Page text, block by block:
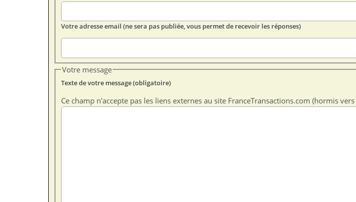
Votre adresse email (ne sera pas publiée, vous permet de recevoir les réponses)
Votre message
Texte de votre message (obligatoire)
Ce champ n'accepte pas les liens externes au site FranceTransactions.com (hormis